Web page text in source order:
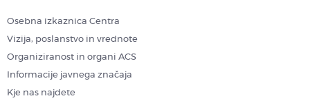
Osebna izkaznica Centra
Vizija, poslanstvo in vrednote
Organiziranost in organi ACS
Informacije javnega značaja
Kje nas najdete